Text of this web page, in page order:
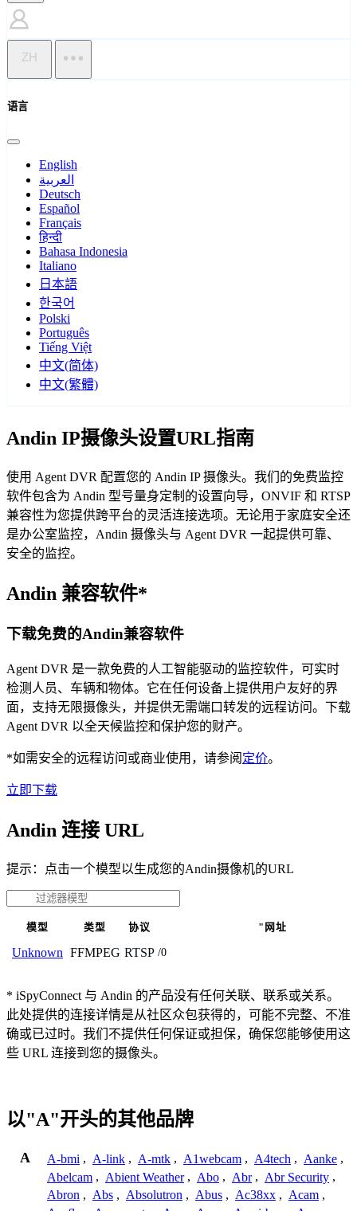
ZH
语言
English
العربية
Deutsch
Español
Français
हिन्दी
Bahasa Indonesia
Italiano
日本語
한국어
Polski
Português
Tiếng Việt
中文(简体)
中文(繁體)
Andin IP摄像头设置URL指南
使用 Agent DVR 配置您的 Andin IP 摄像头。我们的免费监控
软件包含为 Andin 型号量身定制的设置向导，ONVIF 和 RTSP
兼容性为您提供跨平台的灵活连接选项。无论用于家庭安全还
是办公室监控，Andin 摄像头与 Agent DVR 一起提供可靠、
安全的监控。
Andin 兼容软件*
下载免费的Andin兼容软件
Agent DVR 是一款免费的人工智能驱动的监控软件，可实时
检测人员、车辆和物体。它在任何设备上提供用户友好的界
面，支持无限摄像头，并提供无需端口转发的远程访问。下载
Agent DVR 以全天候监控和保护您的财产。
*如需安全的远程访问或商业使用，请参阅 定价。
立即下载
Andin 连接 URL
提示：点击一个模型以生成您的Andin摄像机的URL
模型 类型 协议 "网址
Unknown FFMPEG RTSP /0
* iSpyConnect 与 Andin 的产品没有任何关联、联系或关系。
此处提供的连接详情是从社区众包获得的，可能不完整、不准
确或已过时。我们不提供任何保证或担保，确保您能够使用这
些 URL 连接到您的摄像头。
以"A"开头的其他品牌
A A-bmi , A-link , A-mtk , A1webcam , A4tech , Aanke ,
Abelcam , Abient Weather , Abo , Abr , Abr Security ,
Abron , Abs , Absolutron , Abus , Ac38xx , Acam ,